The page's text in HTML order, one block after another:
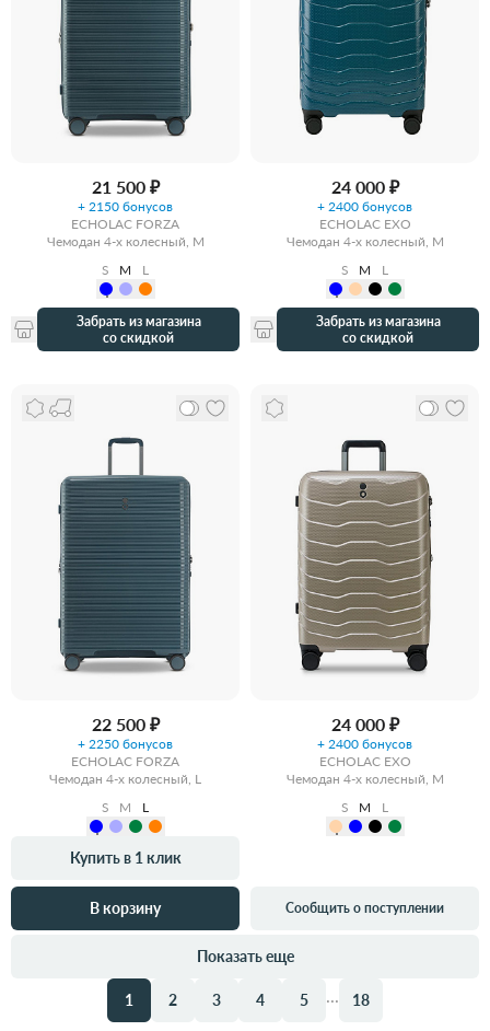
21 500 ₽
+ 2150 бонусов
ECHOLAC FORZA
Чемодан 4-х колесный, M
S
M L
Забрать из магазина
со скидкой
24 000 ₽
+ 2400 бонусов
ECHOLAC EXO
Чемодан 4-х колесный, M
S
M L
Забрать из магазина
со скидкой
22 500 ₽
+ 2250 бонусов
ECHOLAC FORZA
Чемодан 4-х колесный, L
S
M L
Купить в 1 клик
В корзину
24 000 ₽
+ 2400 бонусов
ECHOLAC EXO
Чемодан 4-х колесный, M
S
M L
Сообщить о поступлении
Показать еще
1 2 3 4 5 ... 18